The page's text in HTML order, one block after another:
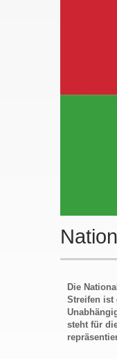
Die
Streifen ist
steht für